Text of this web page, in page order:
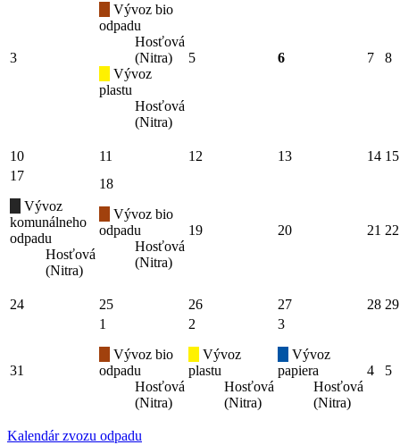
3
Vývoz bio
odpadu
Hosťová
(Nitra)
Vývoz
plastu
Hosťová
(Nitra)
5 6 7 8
10 11 12 13 14 15
17
Vývoz
komunálneho
odpadu
Hosťová
(Nitra)
18
Vývoz bio
odpadu
Hosťová
(Nitra)
19 20 21 22
24 25 26 27 28 29
31
1
Vývoz bio
odpadu
Hosťová
(Nitra)
2
Vývoz
plastu
Hosťová
(Nitra)
3
Vývoz
papiera
Hosťová
(Nitra)
4 5
Kalendár zvozu odpadu